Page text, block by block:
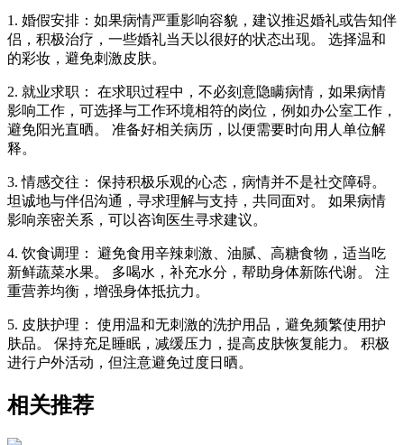
1. 婚假安排：如果病情严重影响容貌，建议推迟婚礼或告知伴
侣，积极治疗，一些婚礼当天以很好的状态出现。 选择温和
的彩妆，避免刺激皮肤。
2. 就业求职： 在求职过程中，不必刻意隐瞒病情，如果病情
影响工作，可选择与工作环境相符的岗位，例如办公室工作，
避免阳光直晒。 准备好相关病历，以便需要时向用人单位解
释。
3. 情感交往： 保持积极乐观的心态，病情并不是社交障碍。
坦诚地与伴侣沟通，寻求理解与支持，共同面对。 如果病情
影响亲密关系，可以咨询医生寻求建议。
4. 饮食调理： 避免食用辛辣刺激、油腻、高糖食物，适当吃
新鲜蔬菜水果。 多喝水，补充水分，帮助身体新陈代谢。 注
重营养均衡，增强身体抵抗力。
5. 皮肤护理： 使用温和无刺激的洗护用品，避免频繁使用护
肤品。 保持充足睡眠，减缓压力，提高皮肤恢复能力。 积极
进行户外活动，但注意避免过度日晒。
相关推荐